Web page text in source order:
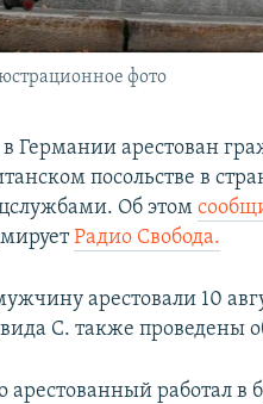
фото
в Германии арестован
посольстве в
Об этом
Радио Свобода.
арестовали 10
С. также проведены
арестованный работал в